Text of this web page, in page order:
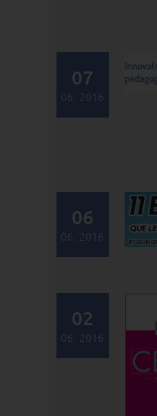
07
06, 2016
06
06, 2016
02
06, 2016